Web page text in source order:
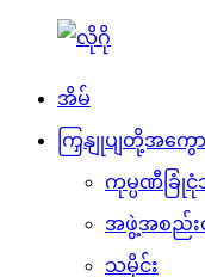
အိမ်
ကြှနျုပျတို့အကွော
ကုမ္ပဏီခြုံ
အဖွဲ့အစည်း
သမိုင်း